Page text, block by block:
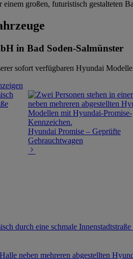
in Bad Soden-Salmünster
sofort verfügbaren Hyundai
Hyundai Promise – Geprüfte
Gebrauchtwagen